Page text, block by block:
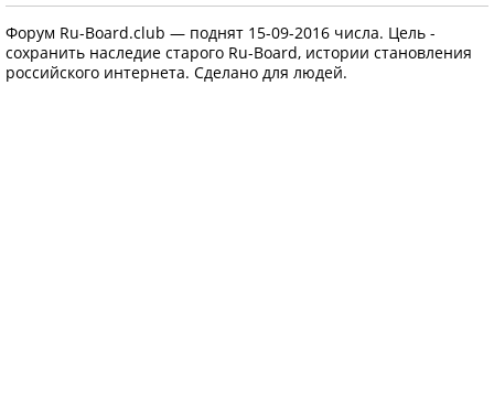
Форум Ru-Board.club — поднят 15-09-2016 числа. Цель -
сохранить наследие старого Ru-Board, истории становления
российского интернета. Сделано для людей.